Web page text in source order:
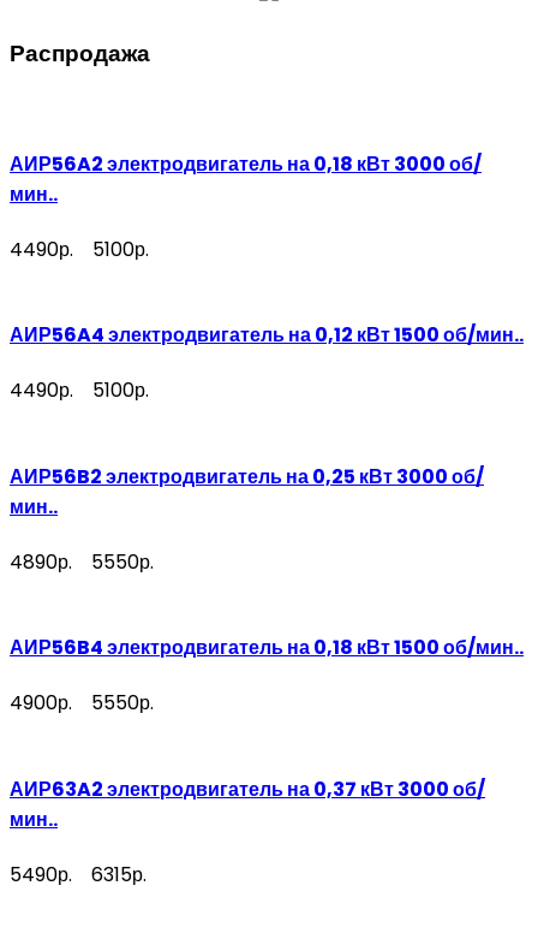
Распродажа
АИР56A2 электродвигатель на 0,18 кВт 3000 об/
мин..
4490р. 5100р.
АИР56A4 электродвигатель на 0,12 кВт 1500 об/мин..
4490р. 5100р.
АИР56B2 электродвигатель на 0,25 кВт 3000 об/
мин..
4890р. 5550р.
АИР56B4 электродвигатель на 0,18 кВт 1500 об/мин..
4900р. 5550р.
АИР63A2 электродвигатель на 0,37 кВт 3000 об/
мин..
5490р. 6315р.